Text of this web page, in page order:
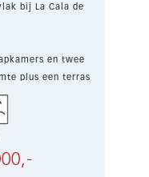
bij La Cala de
en twee
plus een terras